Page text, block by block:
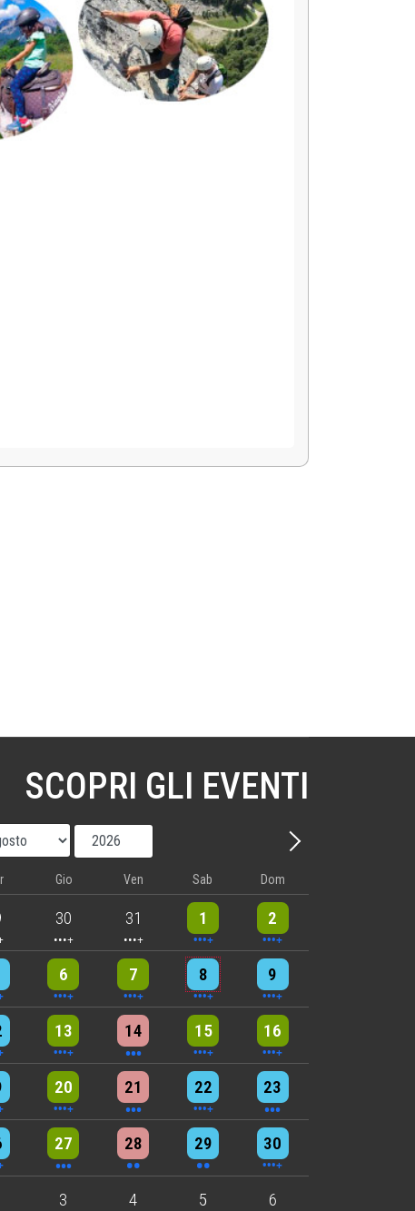
SCOPRI GLI EVENTI
Anno
Avanti - Mese
Gio Ven Sab Dom
30
5 events 31
5 events 1
9 events 2
8 events
6
6 events 7
5 events 8
7 events 9
8 events
13
9 events 14
3 events 15
7 events 16
4 events
20
6 events 21
3 events 22
4 events 23
3 events
27
3 events 28
2 events 29
2 events 30
4 events
3
2 events 4 5
2 events 6
3 events